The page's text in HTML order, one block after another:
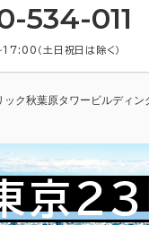
534-011
（土日祝日は除く）
ック秋葉原タワービルディン
京23